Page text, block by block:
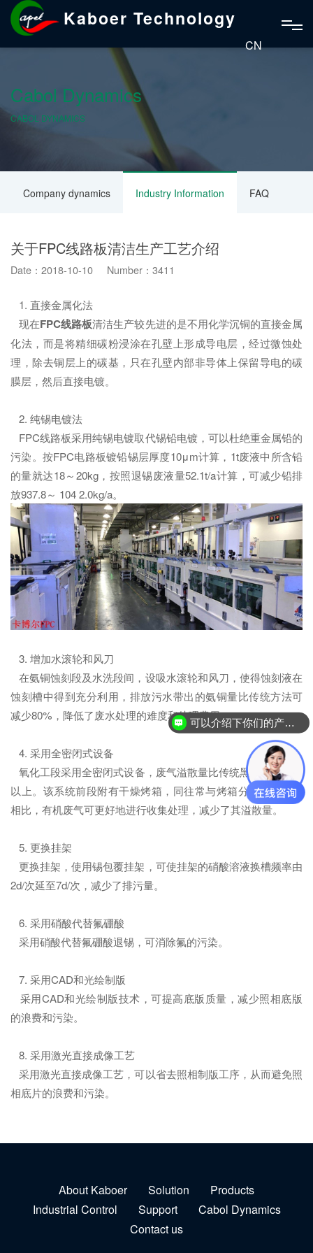
Kaboer Technology
CN
Cabol Dynamics
CABOL DYNAMICS
Company dynamics Industry Information FAQ
关于FPC线路板清洁生产工艺介绍
Date：2018-10-10 Number：3411
1. 直接金属化法
现在FPC线路板清洁生产较先进的是不用化学沉铜的直接金属
化法，而是将精细碳粉浸涂在孔壁上形成导电层，经过微蚀处
理，除去铜层上的碳基，只在孔壁内部非导体上保留导电的碳
膜层，然后直接电镀。
2. 纯锡电镀法
FPC线路板采用纯锡电镀取代锡铅电镀，可以杜绝重金属铅的
污染。按FPC电路板镀铅锡层厚度10μm计算，1t废液中所含铅
的量就达18～20kg，按照退锡废液量52.1t/a计算，可减少铅排
放937.8～ 104 2.0kg/a。
3. 增加水滚轮和风刀
在氨铜蚀刻段及水洗段间，设吸水滚轮和风刀，使得蚀刻液在
蚀刻槽中得到充分利用，排放污水带出的氨铜量比传统方法可
减少80%，降低了废水处理的难度和处理费用。
4. 采用全密闭式设备
氧化工段采用全密闭式设备，废气溢散量比传统黑化槽低95%
以上。该系统前段附有干燥烤箱，同往常与烤箱分离的黑化线
相比，有机废气可更好地进行收集处理，减少了其溢散量。
5. 更换挂架
更换挂架，使用锡包覆挂架，可使挂架的硝酸溶液换槽频率由
2d/次延至7d/次，减少了排污量。
6. 采用硝酸代替氟硼酸
采用硝酸代替氟硼酸退锡，可消除氟的污染。
7. 采用CAD和光绘制版
采用CAD和光绘制版技术，可提高底版质量，减少照相底版
的浪费和污染。
8. 采用激光直接成像工艺
采用激光直接成像工艺，可以省去照相制版工序，从而避免照
相底片的浪费和污染。
About Kaboer Solution
Products
Industrial Control
Support
Cabol Dynamics
Contact us
可以介绍下你们的产品么？